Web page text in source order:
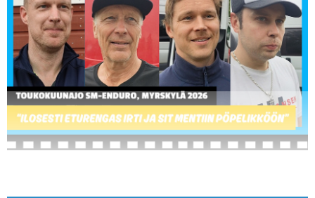
MUUT LAJIT
YLEISTÄ ALALTA
LUE DIGILEHDET
ASIAKASPALVELU JA
OHJEET
MEDIATIEDOT